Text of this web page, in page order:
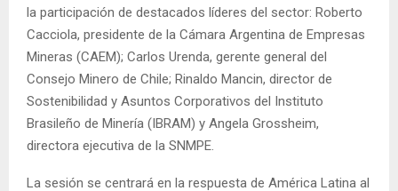
la participación de destacados líderes del sector: Roberto
Cacciola, presidente de la Cámara Argentina de Empresas
Mineras (CAEM); Carlos Urenda, gerente general del
Consejo Minero de Chile; Rinaldo Mancin, director de
Sostenibilidad y Asuntos Corporativos del Instituto
Brasileño de Minería (IBRAM) y Angela Grossheim,
directora ejecutiva de la SNMPE.
La sesión se centrará en la respuesta de América Latina al